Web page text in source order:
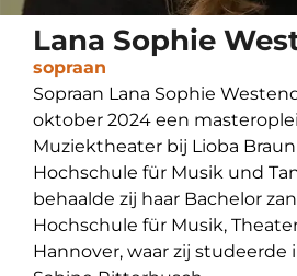
Lana Sophie
sopraan
Sopraan Lana Sophie
oktober 2024 een
Muziektheater bij Lioba
Hochschule für Musik und
behaalde zij haar Bachelor
Hochschule für Musik,
Hannover, waar zij studeerde